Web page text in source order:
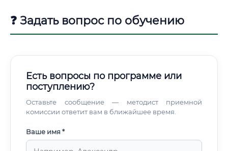
❓ Задать вопрос по обучению
Есть вопросы по программе или
поступлению?
Оставьте сообщение — методист приемной
комиссии ответит вам в ближайшее время.
Ваше имя *